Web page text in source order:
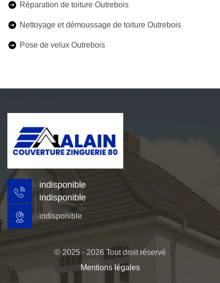
Réparation de toiture Outrebois
Nettoyage et démoussage de toiture Outrebois
Pose de velux Outrebois
indisponible
indisponible
indisponible
© 2025 - 2026 Tout droit réservé
Mentions légales